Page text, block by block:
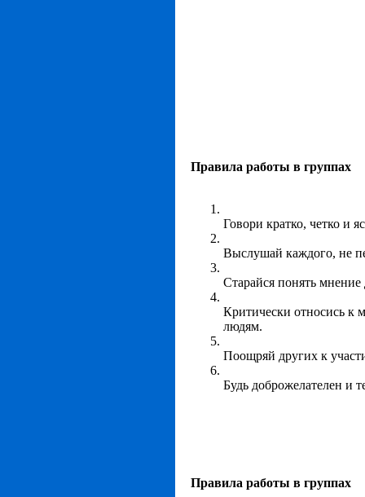
Правила работы в группах
Говори кратко, четко и
Выслушай каждого, не
Старайся понять мнение
Критически относись к
людям.
Поощряй других к
Будь доброжелателен и
Правила работы в группах